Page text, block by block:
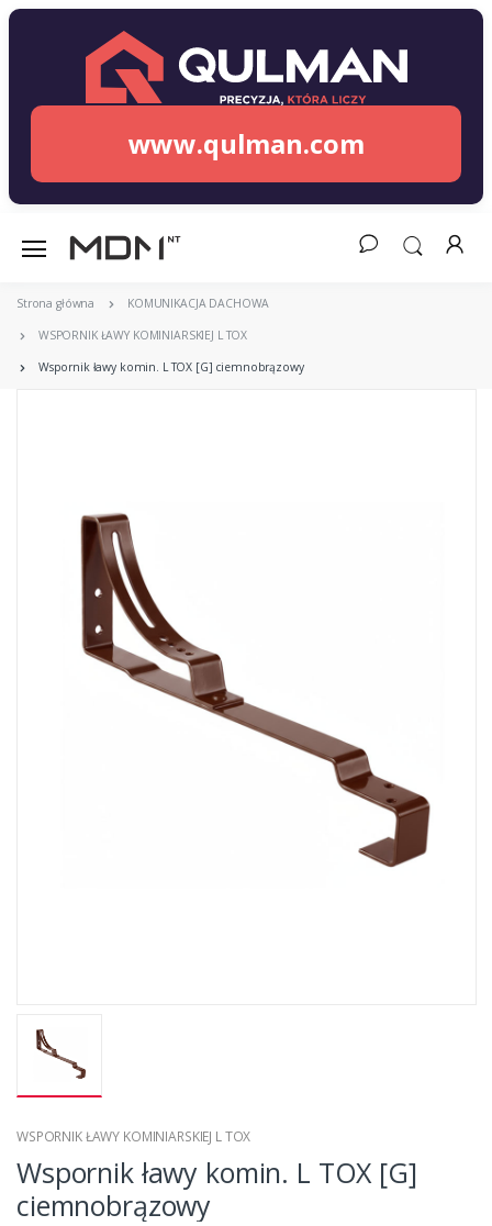
www.qulman.com
Strona główna KOMUNIKACJA DACHOWA
WSPORNIK ŁAWY KOMINIARSKIEJ L TOX
Wspornik ławy komin. L TOX [G] ciemnobrązowy
WSPORNIK ŁAWY KOMINIARSKIEJ L TOX
Wspornik ławy komin. L TOX [G]
ciemnobrązowy